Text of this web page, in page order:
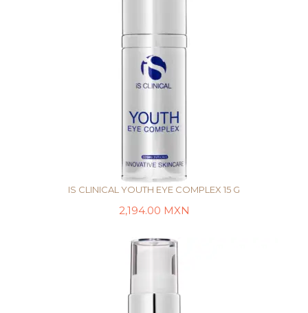
LEER MÁS
IS CLINICAL YOUTH EYE COMPLEX 15 G
2,194.00 MXN